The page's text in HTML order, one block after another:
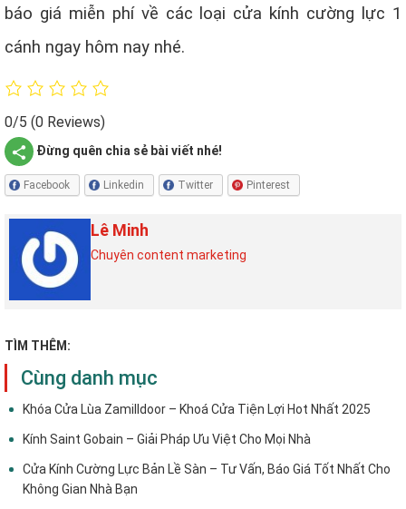
báo giá miễn phí về các loại cửa kính cường lực 1
cánh ngay hôm nay nhé.
0/5 (0 Reviews)
Đừng quên chia sẻ bài viết nhé!
Facebook Linkedin Twitter Pinterest
Lê Minh
Chuyên content marketing
TÌM THÊM:
Cùng danh mục
Khóa Cửa Lùa Zamilldoor – Khoá Cửa Tiện Lợi Hot Nhất 2025
Kính Saint Gobain – Giải Pháp Ưu Việt Cho Mọi Nhà
Cửa Kính Cường Lực Bản Lề Sàn – Tư Vấn, Báo Giá Tốt Nhất Cho
Không Gian Nhà Bạn